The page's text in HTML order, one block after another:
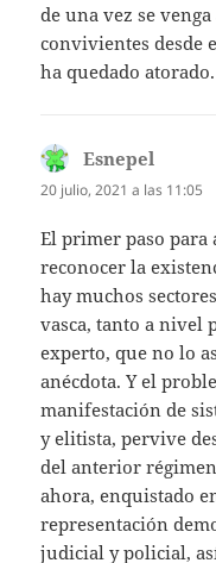
de una vez se
convivientes desde
ha quedado atorado.
Esnepel
20 julio, 2021 a las 11:05
El primer paso para
reconocer la
hay muchos
vasca, tanto a nivel
experto, que no lo
anécdota. Y el
manifestación de
y elitista, pervive
del anterior
ahora, enquistado
representación
judicial y policial,